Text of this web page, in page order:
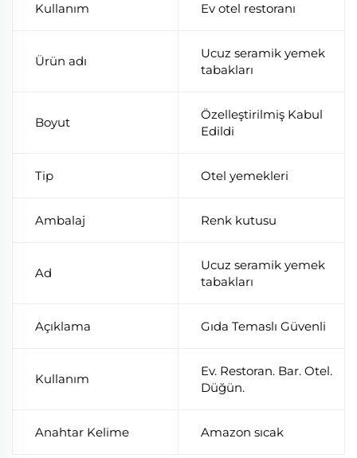
Kullanım Ev otel restoranı
Ürün adı
Ucuz seramik yemek
tabakları
Boyut
Özelleştirilmiş Kabul
Edildi
Tip Otel yemekleri
Ambalaj Renk kutusu
Ad
Ucuz seramik yemek
tabakları
Açıklama Gıda Temaslı Güvenli
Kullanım
Ev. Restoran. Bar. Otel.
Düğün.
Anahtar Kelime Amazon sıcak